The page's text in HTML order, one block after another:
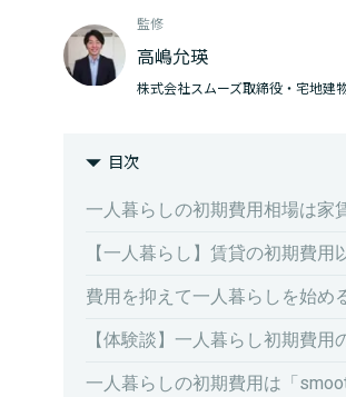
監修
高嶋允瑛
株式会社スムーズ取締役・宅地建
目次
一人暮らしの初期費用相場は家
【一人暮らし】賃貸の初期費用
費用を抑えて一人暮らしを始め
【体験談】一人暮らし初期費用
一人暮らしの初期費用は「